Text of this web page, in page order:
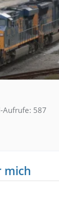
Aufrufe 587
mich